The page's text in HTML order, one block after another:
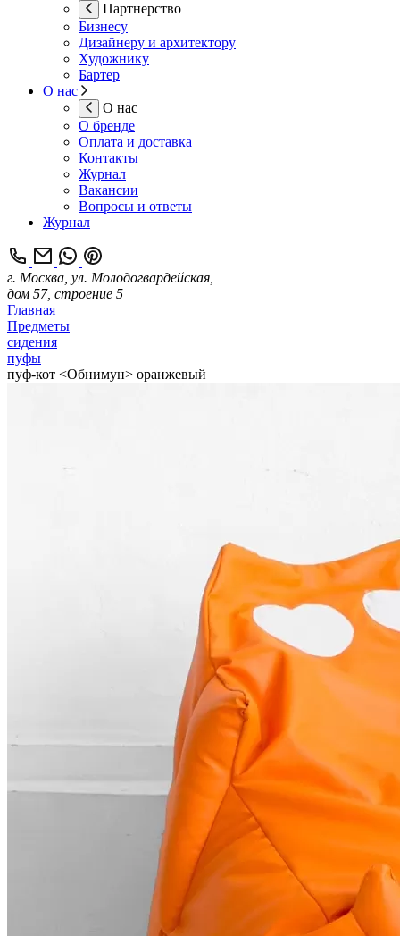
Партнерство
Бизнесу
Дизайнеру и архитектору
Художнику
Бартер
О нас
О нас
О бренде
Оплата и доставка
Контакты
Журнал
Вакансии
Вопросы и ответы
Журнал
г. Москва, ул. Молодогвардейская,
дом 57, строение 5
Главная
Предметы
сидения
пуфы
пуф-кот <Обнимун> оранжевый